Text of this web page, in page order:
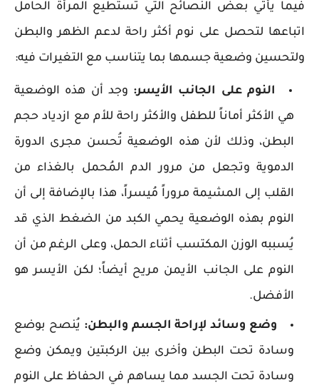
فيما يأتي بعض النصائح التي تستطيع المرأة الحامل
اتباعها لتحصل على نوم أكثر راحة لدعم الظهر والبطن
ولتحسين وضعية جسمها بما يتناسب مع التغيرات فيه:
النوم على الجانب الأيسر: وجد أن هذه الوضعية
هي الأكثر أماناً للطفل والأكثر راحة للأم مع ازدياد حجم
البطن، وذلك لأن هذه الوضعية تُحسن مجرى الدورة
الدموية وتجعل من مرور الدم المُحمل بالغذاء من
القلب إلى المشيمة مروراً مُيسراً، هذا بالإضافة إلى أن
النوم بهذه الوضعية يحمي الكبد من الضغط الذي قد
يُسببه الوزن المكتسب أثناء الحمل، وعلى الرغم من أن
النوم على الجانب الأيمن مريح أيضاً؛ لكن الأيسر هو
الأفضل.
وضع وسائد لإراحة الجسم والبطن: يُنصح بوضع
وسادة تحت البطن وأخرى بين الركبتين ويمكن وضع
وسادة تحت الجسد مما يساهم في الحفاظ على النوم